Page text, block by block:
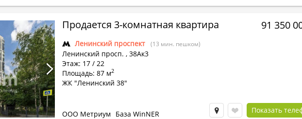
Продается 3-комнатная квартира
Ленинский проспект (13 мин. пешком)
Ленинский просп. , 38Ак3
Этаж: 17 / 22
Площадь: 87 м2
ЖК "Ленинский 38"
91 350
ООО Метриум База WinNER Показать